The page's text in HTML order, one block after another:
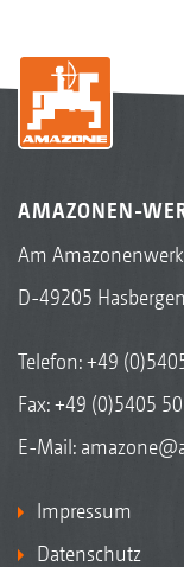
AMAZONEN-
Am
D-49205
Telefon:+49
Fax: +49 (0)5405
E-Mail:
Impressum
Datenschutz